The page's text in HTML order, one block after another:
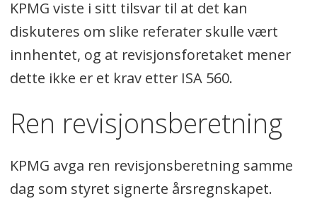
KPMG viste i sitt tilsvar til at det kan
diskuteres om slike referater skulle vært
innhentet, og at revisjonsforetaket mener
dette ikke er et krav etter ISA 560.
Ren revisjonsberetning
KPMG avga ren revisjonsberetning samme
dag som styret signerte årsregnskapet.